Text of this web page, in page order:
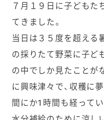
７月１９日に子どもた
てきました。
当日は３５度を超える
の採りたて野菜に子ど
の中でしか見たことが
に興味津々で、収穫に
間にか1時間も経ってい